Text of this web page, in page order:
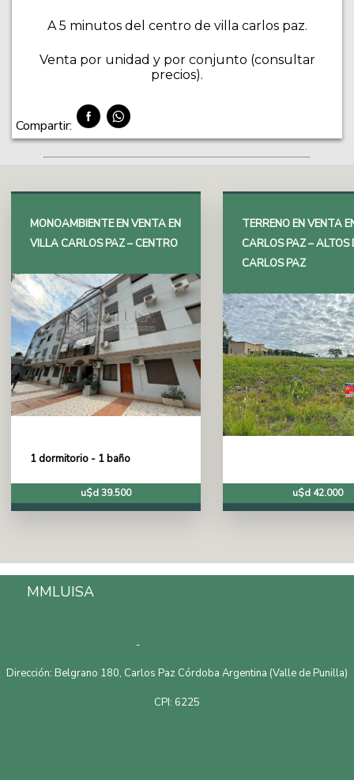
A 5 minutos del centro de villa carlos paz.
Venta por unidad y por conjunto (consultar
precios).
Compartir:
MONOAMBIENTE EN VENTA EN
VILLA CARLOS PAZ – CENTRO
1 dormitorio - 1 baño
u$d 39.500
TERRENO EN VENTA
CARLOS PAZ – ALTOS
CARLOS PAZ
u$d 42.000
MMLUISA
-
Dirección: Belgrano 180, Carlos Paz Córdoba Argentina (Valle de Punilla)
CPI: 6225